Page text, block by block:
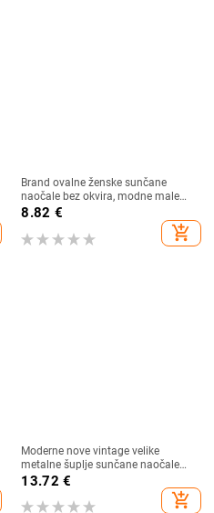
Brand ovalne ženske sunčane
naočale bez okvira, modne male
okvire, luksuzne dizajnerske letve,
sunčane naočale UV400 prozirne
oceanske leće
8.82 €
add_shopping_cart
Moderne nove vintage velike
metalne šuplje sunčane naočale
Ženske brend dizajnerske modne
luksuzne biserne sunčane naočale
Ženske nijanse
13.72 €
add_shopping_cart